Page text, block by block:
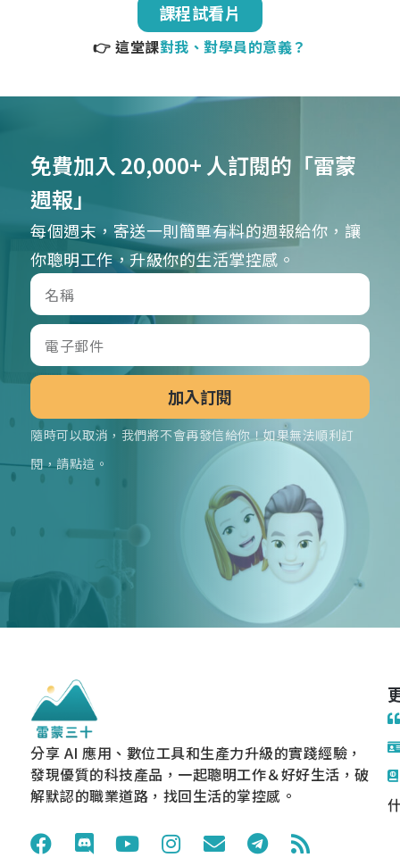
課程試看片
👉 這堂課對我、對學員的意義？
免費加入 20,000+ 人訂閱的「雷蒙
週報」
每個週末，寄送一則簡單有料的週報給你，讓
你聰明工作，升級你的生活掌控感。
加入訂閱
隨時可以取消，我們將不會再發信給你！如果無法順利訂
閱，請點這。
分享 AI 應用、數位工具和生產力升級的實踐經驗，
發現優質的科技產品，一起聰明工作＆好好生活，破
解默認的職業道路，找回生活的掌控感。